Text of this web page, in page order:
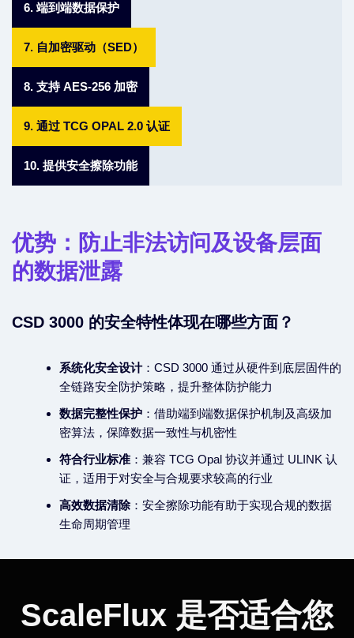
6. 端到端数据保护
7. 自加密驱动（SED）
8. 支持 AES-256 加密
9. 通过 TCG OPAL 2.0 认证
10. 提供安全擦除功能
优势：防止非法访问及设备层面
的数据泄露
CSD 3000 的安全特性体现在哪些方面？
系统化安全设计：CSD 3000 通过从硬件到底层固件的
全链路安全防护策略，提升整体防护能力
数据完整性保护 ：借助端到端数据保护机制及高级加
密算法，保障数据一致性与机密性
符合行业标准 ：兼容 TCG Opal 协议并通过 ULINK 认
证，适用于对安全与合规要求较高的行业
高效数据清除 ：安全擦除功能有助于实现合规的数据
生命周期管理
ScaleFlux 是否适合您